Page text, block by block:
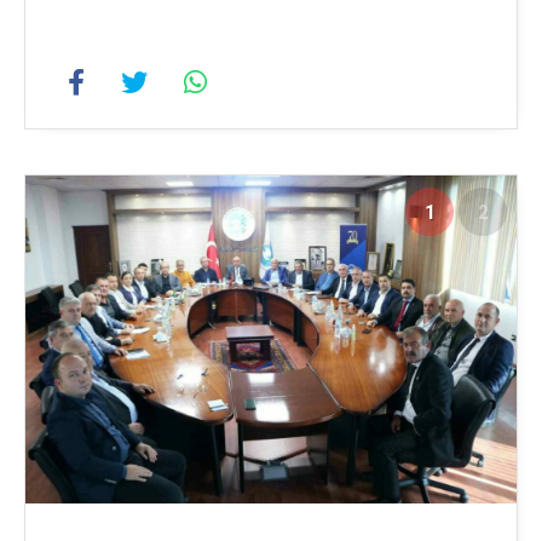
1 2